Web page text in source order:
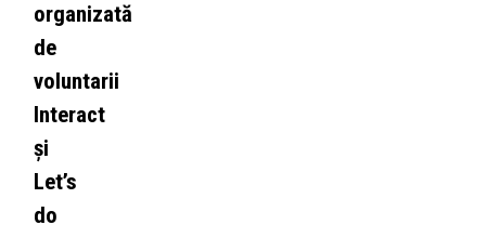
organizată
de
voluntarii
Interact
și
Let’s
do